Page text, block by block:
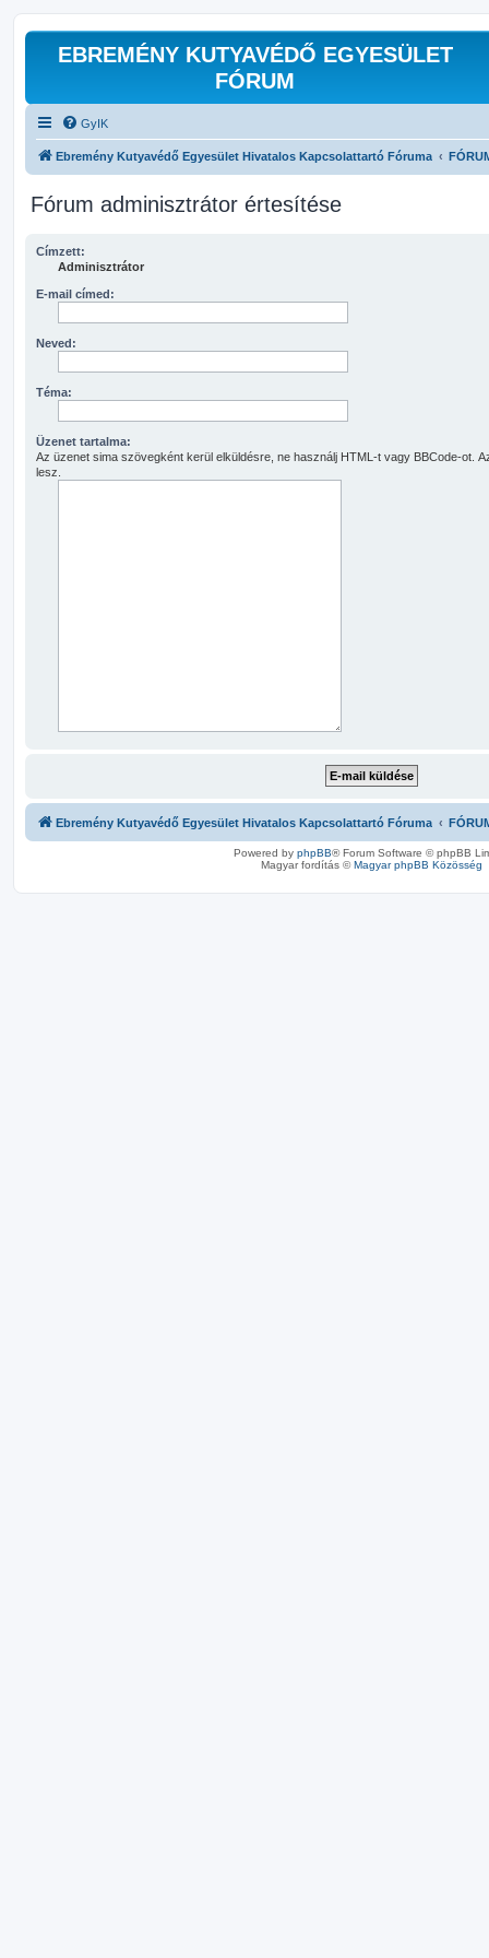
EBREMÉNY KUTYAVÉDŐ EGYESÜLET
FÓRUM
GyIK
Ebremény Kutyavédő Egyesület Hivatalos Kapcsolattartó Fóruma
Fórum adminisztrátor értesítése
Címzett:
Adminisztrátor
E-mail címed:
Neved:
Téma:
Üzenet tartalma:
Az üzenet sima szövegként kerül elküldésre, ne használj HTML-t vagy BBCode-ot.
lesz.
Ebremény Kutyavédő Egyesület Hivatalos Kapcsolattartó Fóruma
Powered by phpBB® Forum Software © phpBB
Magyar fordítás ©Magyar phpBB Közösség